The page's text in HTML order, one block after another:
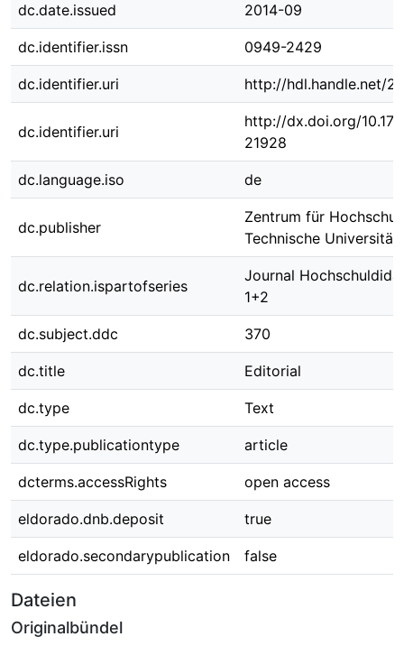
dc.date.issued 2014-09
dc.identifier.issn 0949-2429
dc.identifier.uri http://hdl.handle.net/
dc.identifier.uri
http://dx.doi.org/
21928
dc.language.iso de
dc.publisher
Zentrum für
Technische
dc.relation.ispartofseries
Journal
1+2
dc.subject.ddc 370
dc.title Editorial
dc.type Text
dc.type.publicationtype article
dcterms.accessRights open access
eldorado.dnb.deposit true
eldorado.secondarypublication false
Dateien
Originalbündel